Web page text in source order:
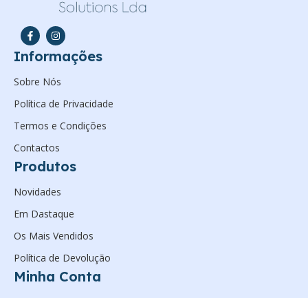
Informações
Sobre Nós
Política de Privacidade
Termos e Condições
Contactos
Produtos
Novidades
Em Dastaque
Os Mais Vendidos
Política de Devolução
Minha Conta